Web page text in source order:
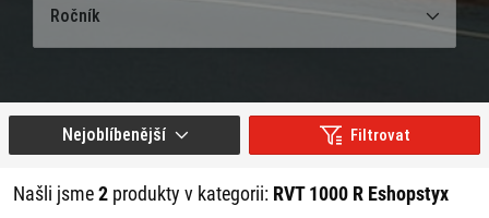
Ročník
Filtrovat
Našli jsme2 produkty v kategorii: RVT 1000 R Eshopstyx
Nejoblíbenější